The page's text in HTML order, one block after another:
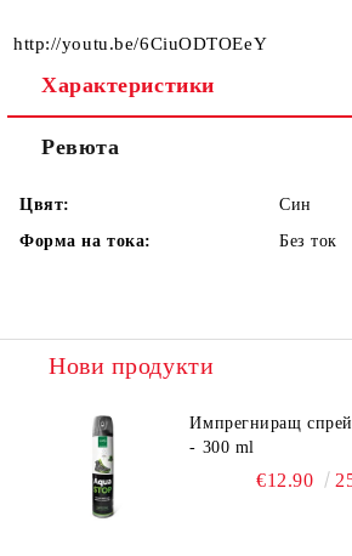
http://youtu.be/6CiuODTOEeY
Характеристики
Ревюта
Цвят:
Син
Форма на тока:
Без ток
Нови продукти
Импрегниращ
- 300 ml
€12.90